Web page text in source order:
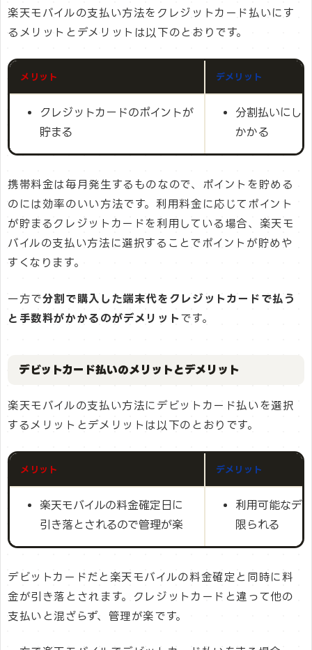
楽天モバイルの支払い方法をクレジットカード払いにす
るメリットとデメリットは以下のとおりです。
メリット デメリット
クレジットカードのポイントが
貯まる
分割払いにし
かかる
携帯料金は毎月発生するものなので、ポイントを貯める
のには効率のいい方法です。利用料金に応じてポイント
が貯まるクレジットカードを利用している場合、楽天モ
バイルの支払い方法に選択することでポイントが貯めや
すくなります。
一方で分割で購入した端末代をクレジットカードで払う
と手数料がかかるのがデメリットです。
デビットカード払いのメリットとデメリット
楽天モバイルの支払い方法にデビットカード払いを選択
するメリットとデメリットは以下のとおりです。
メリット デメリット
楽天モバイルの料金確定日に
引き落とされるので管理が楽
利用可能なデ
限られる
デビットカードだと楽天モバイルの料金確定と同時に料
金が引き落とされます。クレジットカードと違って他の
支払いと混ざらず、管理が楽です。